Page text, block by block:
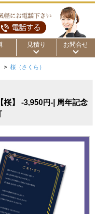
～100円
～500円 ～1,000円
～20,000円
50,001円～
見積り お問合せ
> 桜（さくら）
桜】 -3,950円-| 周年記念